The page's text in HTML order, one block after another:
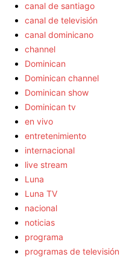
canal de santiago
canal de televisión
canal dominicano
channel
Dominican
Dominican channel
Dominican show
Dominican tv
en vivo
entretenimiento
internacional
live stream
Luna
Luna TV
nacional
noticias
programa
programas de televisión